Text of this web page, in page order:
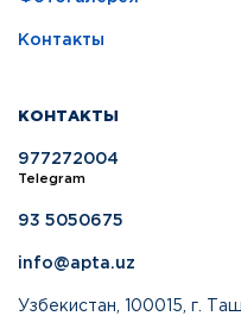
Контакты
КОНТАКТЫ
977272004
Telegram
93 5050675
info@apta.uz
Узбекистан, 100015, г.